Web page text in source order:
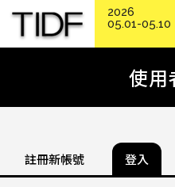
使用
註冊新帳號 登入
2026
05.01-05.10